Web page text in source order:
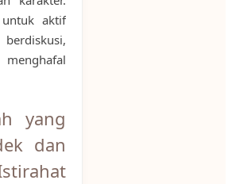
aktif
yang
dan